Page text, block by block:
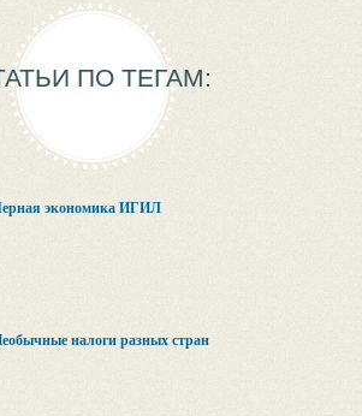
ПО ТЕГАМ:
экономика ИГИЛ
налоги разных стран